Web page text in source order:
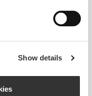
Show details
ελαστικότητα,
προσφέρει